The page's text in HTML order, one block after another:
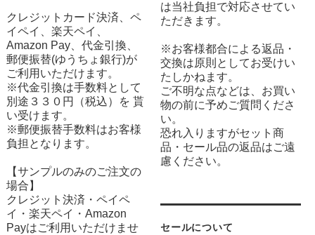
クレジットカード決済、ペ
イペイ、楽天ペイ、
Amazon Pay、代金引換、
郵便振替(ゆうちょ銀行)が
ご利用いただけます。
※代金引換は手数料として
別途３３０円（税込）を 貰
い受けます。
※郵便振替手数料はお客様
負担となります。
【サンプルのみのご注文の
場合】
クレジット決済・ペイペ
イ・楽天ペイ・Amazon
Payはご利用いただけませ
は当社負担で対応させてい
ただきます。
※お客様都合による返品・
交換は原則としてお受けい
たしかねます。
ご不明な点などは、お買い
物の前に予めご質問くださ
い。
恐れ入りますがセット商
品・セール品の返品はご遠
慮ください。
セールについて